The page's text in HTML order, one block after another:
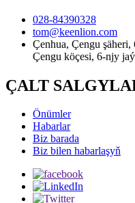
028-84390328
tom@keenlion.com
Çenhua, Çengu
Çengu köçesi, 6-njy
ÇALT
Önümler
Habarlar
Biz barada
Biz bilen habarlaşyň